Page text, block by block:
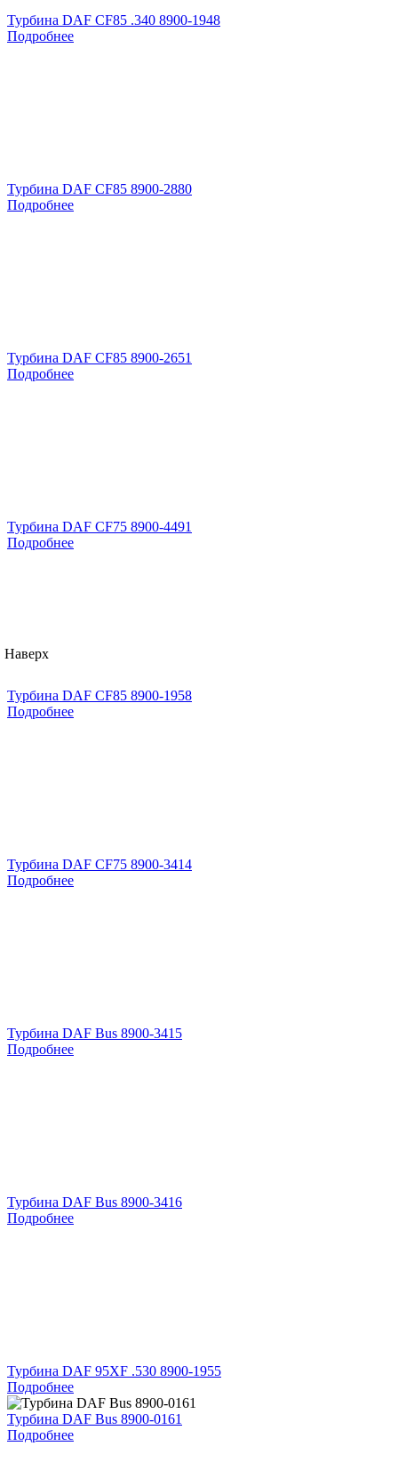
Турбина DAF CF85 .340 8900-1948
Подробнее
Турбина DAF CF85 8900-2880
Подробнее
Турбина DAF CF85 8900-2651
Подробнее
Турбина DAF CF75 8900-4491
Подробнее
Турбина DAF CF85 8900-1958
Подробнее
Турбина DAF CF75 8900-3414
Подробнее
Турбина DAF Bus 8900-3415
Подробнее
Турбина DAF Bus 8900-3416
Подробнее
Турбина DAF 95XF .530 8900-1955
Подробнее
Турбина DAF Bus 8900-0161
Подробнее
Наверх